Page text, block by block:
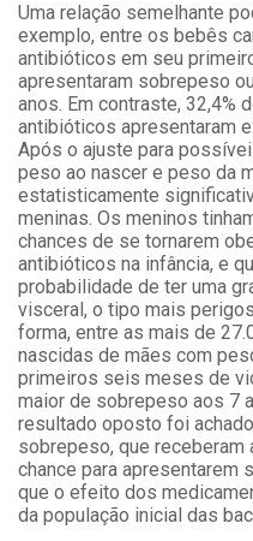
Uma relação semelhante
exemplo, entre os bebês
antibióticos em seu
apresentaram sobrepeso
anos. Em contraste, 32,4%
antibióticos apresentaram
Após o ajuste para
peso ao nascer e peso da
estatisticamente
meninas. Os meninos
chances de se tornarem
antibióticos na infância, e
probabilidade de ter uma
visceral, o tipo mais
forma, entre as mais de
nascidas de mães com
primeiros seis meses de
maior de sobrepeso aos 7
resultado oposto foi
sobrepeso, que
chance para
que o efeito dos
da população inicial das